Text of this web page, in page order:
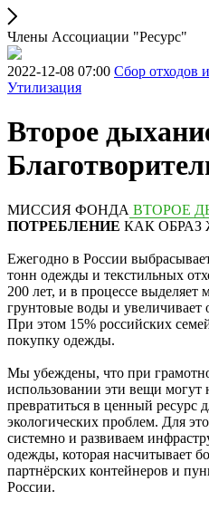
Члены Ассоциации "Ресурс"
2022-12-08 07:00 Сбор отходов
Утилизация
Второе
МИССИЯ ФОНДА ВТОРОЕ
ПОТРЕБЛЕНИЕ КАК ОБРАЗ
Ежегодно в России
тонн одежды и текстильных
200 лет, и в процессе выделяет
грунтовые воды и
При этом 15% российских
покупку одежды.
Мы убеждены, что при
использовании эти вещи могут
превратиться в ценный ресурс
экологических проблем. Для
системно и развиваем
одежды, которая насчитывает
партнёрских контейнеров и
России.